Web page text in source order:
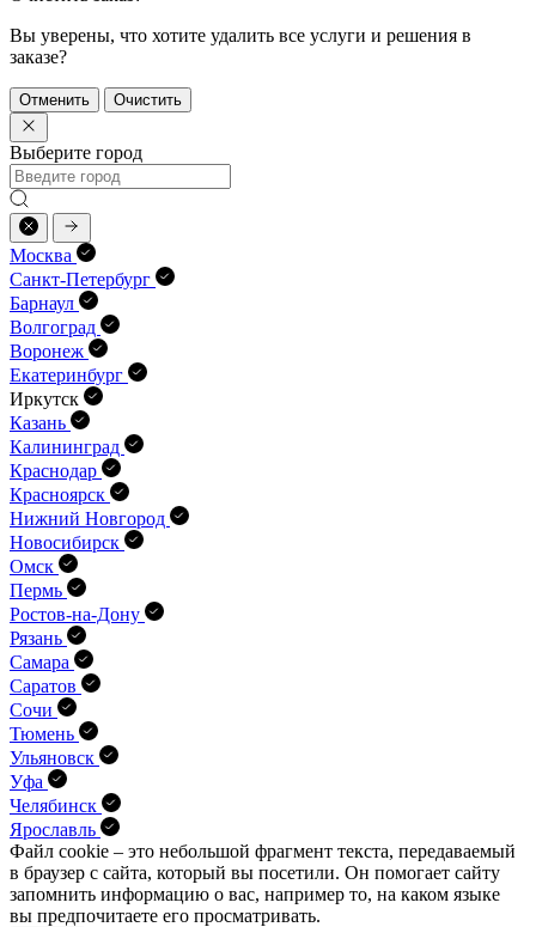
Вы уверены, что хотите удалить все услуги и решения в
заказе?
Отменить Очистить
Выберите город
Москва
Санкт-Петербург
Барнаул
Волгоград
Воронеж
Екатеринбург
Иркутск
Казань
Калининград
Краснодар
Красноярск
Нижний Новгород
Новосибирск
Омск
Пермь
Ростов-на-Дону
Рязань
Самара
Саратов
Сочи
Тюмень
Ульяновск
Уфа
Челябинск
Ярославль
Файл cookie – это небольшой фрагмент текста, передава­емый
в браузер с сайта, который вы посетили. Он помо­гает сайту
запомнить информацию о вас, например то, на каком языке
вы предпочитаете его просматривать.